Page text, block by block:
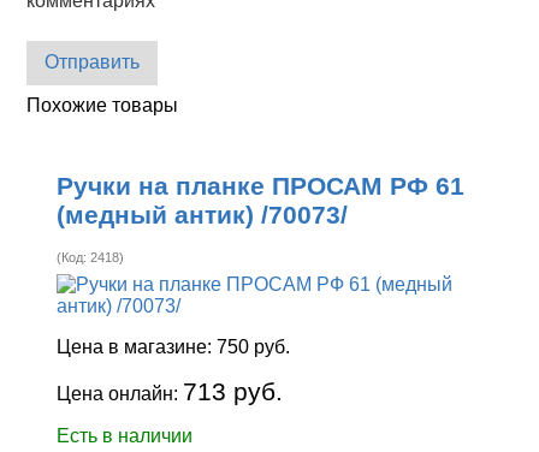
Отправить
Похожие товары
Ручки на планке ПРОСАМ РФ 61
(медный антик) /70073/
(Код:2418)
Цена в магазине:750 руб.
Цена онлайн: 713 руб.
Есть в наличии